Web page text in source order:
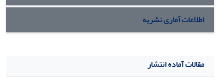
اطلاعات آماری نشریه
مقالات آماده انتشار